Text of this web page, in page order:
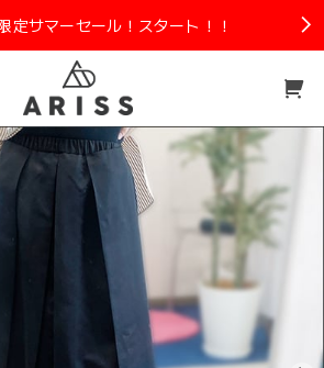
定サマーセール！スタート！！